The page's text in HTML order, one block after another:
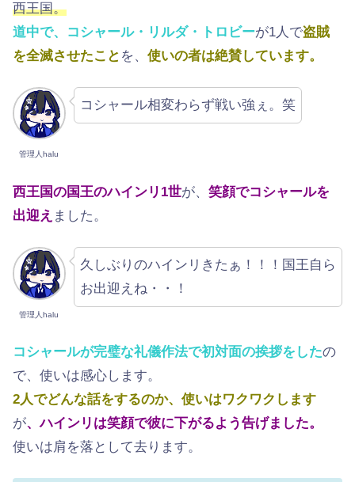
西王国。
道中で、コシャール・リルダ・トロビーが1人で盗賊
を全滅させたこと を、 使いの者は絶賛しています。
管理人halu
コシャール相変わらず戦い強ぇ。笑
西王国の国王のハインリ1世が、 笑顔でコシャールを
出迎え ました。
管理人halu
久しぶりのハインリきたぁ！！！国王自ら
お出迎えね・・！
コシャールが完璧な礼儀作法で初対面の挨拶をしたの
で、使いは感心します。
2人でどんな話をするのか、使いはワクワクします
が、ハインリは笑顔で彼に下がるよう告げました。
使いは肩を落として去ります。